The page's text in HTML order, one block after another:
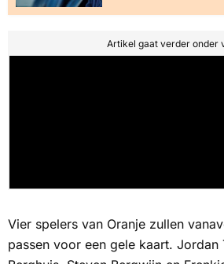
Artikel gaat verder onder
Vier spelers van Oranje zullen
passen voor een gele kaart. Jordan